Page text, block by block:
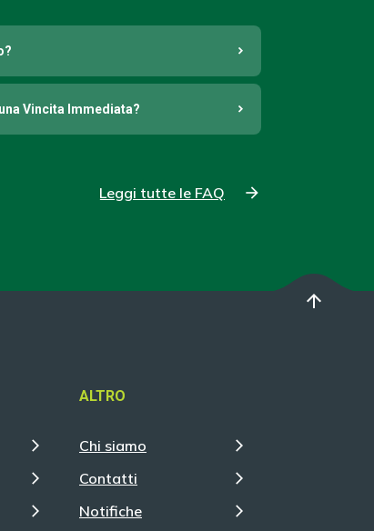
Vincita Immediata?
Leggi tutte le FAQ
arrow_upward
ALTRO
Chi siamo
Contatti
Notifiche